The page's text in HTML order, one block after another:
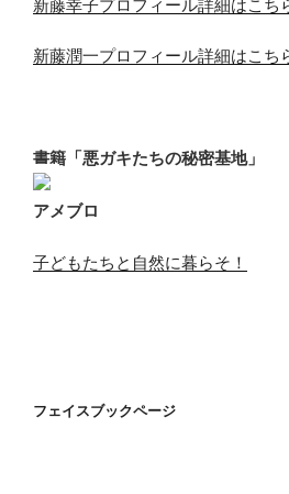
新藤幸子プロフィール詳細はこち
新藤潤一プロフィール詳細はこち
書籍「悪ガキたちの秘密基地」
アメブロ
子どもたちと自然に暮らそ！
フェイスブックページ